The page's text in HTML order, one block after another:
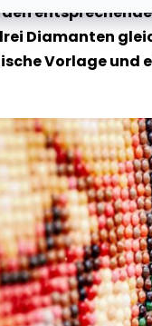
Diamanten
Vorlage und